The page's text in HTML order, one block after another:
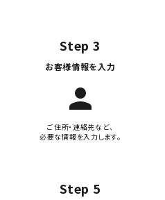
Step 3
お客様情報を入力
person
ご住所・連絡先など、
必要な情報を入力します。
Step 5